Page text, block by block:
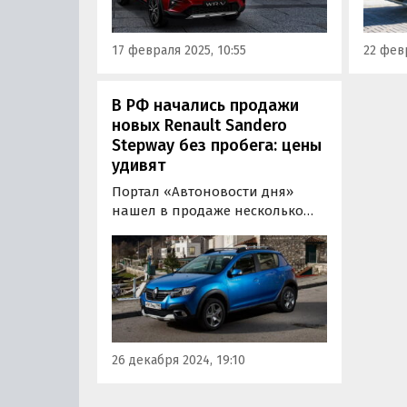
феврале стартуют от 1 840 000
рублей, пишут «Автоновости
дня».
17 февраля 2025, 10:55
по
года
22
В РФ начались продажи
новых Renault Sandero
Stepway без пробега: цены
удивят
Портал «Автоновости дня»
нашел в продаже несколько
Sandero Stepway, выпущенных
«АвтоВАЗом» в 2021—2022 годах.
Цены на них на классифайдах
стартуют от 1 550 000 рублей,
пишут «Автоновости дня».
26 декабря 2024, 19:10